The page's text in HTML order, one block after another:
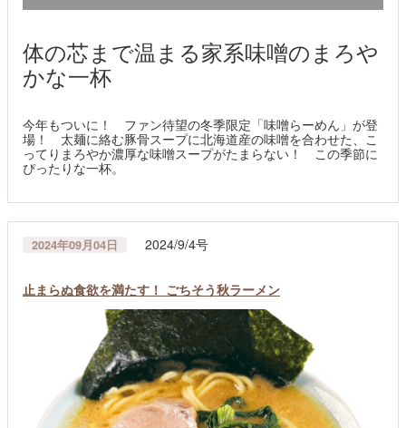
体の芯まで温まる家系味噌のまろや
かな一杯
今年もついに！ ファン待望の冬季限定「味噌らーめん」が登
場！ 太麺に絡む豚骨スープに北海道産の味噌を合わせた、こ
ってりまろやか濃厚な味噌スープがたまらない！ この季節に
ぴったりな一杯。
2024年09月04日 2024/9/4号
止まらぬ食欲を満たす！ ごちそう秋ラーメン